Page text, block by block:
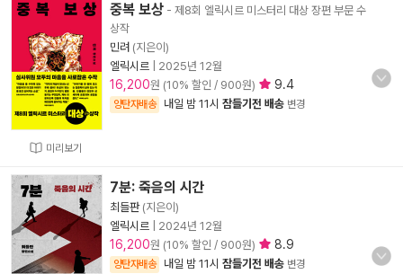
미리보기
중복 보상 - 제8회 엘릭시르 미스터리 대상 장편 부문 수
상작
민려 (지은이)
엘릭시르
2025년 12월
16,200원 (10% 할인 / 900원) 9.4
양탄자배송 내일 밤 11시 잠들기전 배송 변경
7분: 죽음의 시간
최들판(지은이)
엘릭시르
2024년 12월
16,200원 (10% 할인 / 900원) 8.9
양탄자배송 내일 밤 11시 잠들기전 배송 변경